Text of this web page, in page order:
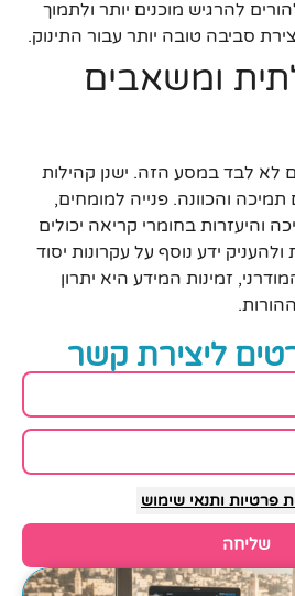
להרגיש מוכנים יותר ולתמוך
סביבה טובה יותר עבור התינוק.
ומשאבים
לא לבד במסע הזה. ישנן קהילות
והכוונה. פנייה למומחים,
והיעזרות בחומרי קריאה יכולים
ידע נוסף על עקרונות יסוד
זמינות המידע היא יתרון
ליצירת קשר
פרטיות ותנאי שימוש
שליחה